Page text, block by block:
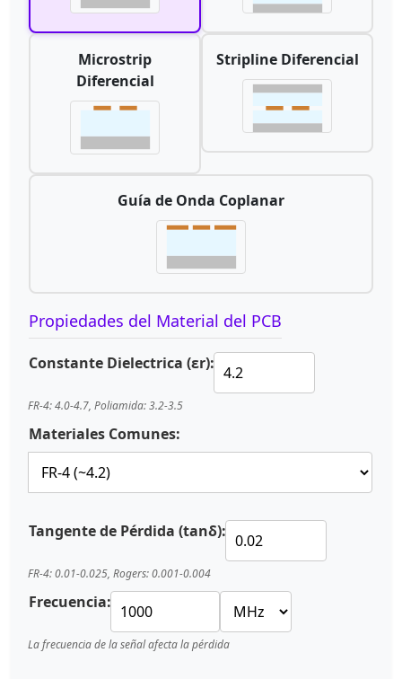
Microstrip
Diferencial
Stripline Diferencial
Guía de Onda Coplanar
Propiedades del Material del PCB
Constante Dielectrica (εr):
FR-4: 4.0-4.7, Poliamida: 3.2-3.5
Materiales Comunes:
Tangente de Pérdida (tanδ):
FR-4: 0.01-0.025, Rogers: 0.001-0.004
Frecuencia:
La frecuencia de la señal afecta la pérdida